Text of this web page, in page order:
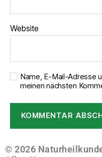
Website
Name, E-Mail-Adresse
meinen nächsten
© 2026